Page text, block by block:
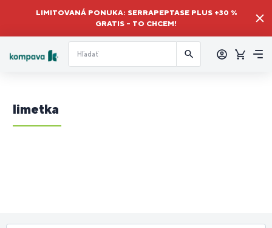
LIMITOVANÁ PONUKA: SERRAPEPTASE PLUS +30 %
GRATIS – TO CHCEM!
sa
Košík
limetka